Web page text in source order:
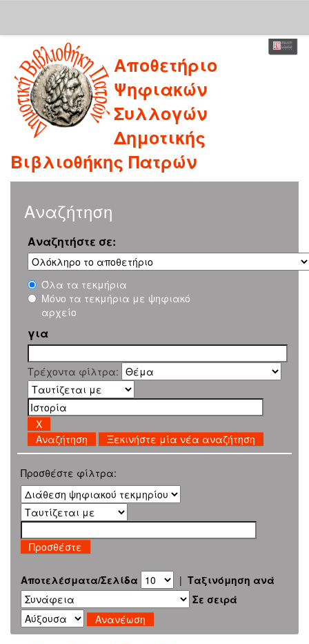
navigation
Αποθετήριο
Ψηφιακών
Συλλογών
Δημοτικής
Βιβλιοθήκης Πατρών
Αναζήτηση
Αναζητήστε σε:
Όλα τα τεκμήρια
Μόνο τα τεκμήρια με ψηφιακό
αρχείο
για
Τρέχοντα φίλτρα:
Ξεκινήστε μία νέα αναζήτηση
Προσθέστε φίλτρα:
Αποτελέσματα/Σελίδα | Ταξινόμηση ανά
Σε σειρά